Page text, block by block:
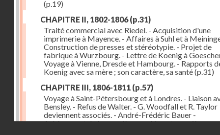
(p.19)
CHAPITRE II, 1802-1806(p.31)
Traité commercial avec Riedel. - Acquisition d'une
imprimerie à Mayence. - Affaires à Suhl et à
Construction de presses et stéréotypie. - Projet de
fabrique à Wurzbourg. - Lettre de Koenig à
Voyage à Vienne, Dresde et Hambourg. - Rapports
Koenig avec sa mère ; son caractère, sa santé(p.31)
CHAPITRE III, 1806-1811 (p.57)
Voyage à Saint-Pétersbourg et à Londres. - Liaison
Bensley. - Refus de Walter. - G. Woodfall et R. Taylor
deviennent associés. - André-Frédéric Bauer -
Achèvement de la première machine et premières